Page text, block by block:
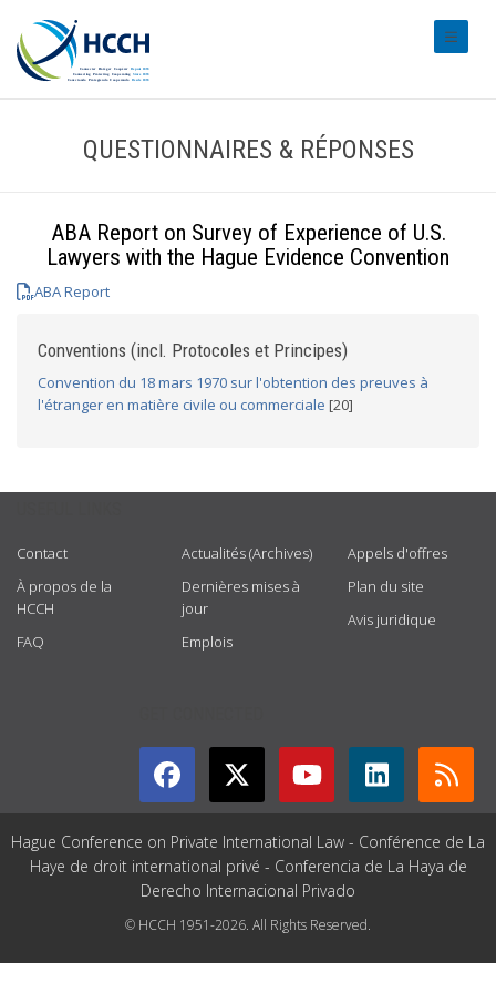
QUESTIONNAIRES & RÉPONSES
ABA Report on Survey of Experience of U.S.
Lawyers with the Hague Evidence Convention
ABA Report
Conventions (incl. Protocoles et Principes)
Convention du 18 mars 1970 sur l'obtention des preuves à
l'étranger en matière civile ou commerciale [20]
Contact
À propos de la
HCCH
FAQ
Actualités (Archives)
Dernières mises à
jour
Emplois
Appels d'offres
Plan du site
Avis juridique
Hague Conference on Private International Law - Conférence de La
Haye de droit international privé - Conferencia de La Haya de
Derecho Internacional Privado
© HCCH 1951-2026. All Rights Reserved.